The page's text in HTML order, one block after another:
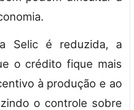
Selic é reduzida, a
o crédito fique mais
à produção e ao
o controle sobre